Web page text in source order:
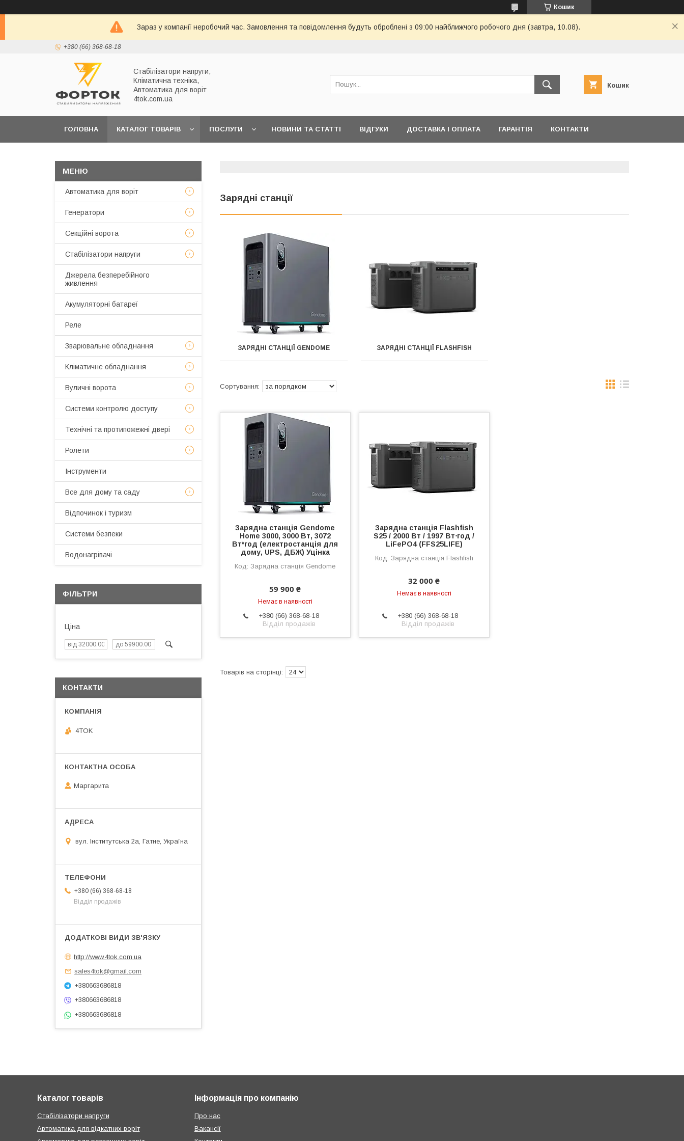
Кошик
Зараз у компанії неробочий час. Замовлення та повідомлення будуть оброблені з 09:00 найближчого робочого дня (завтра, 10.08).
+380 (66) 368-68-18
Стабілізатори напруги,
Кліматична техніка,
Автоматика для воріт
4tok.com.ua
Кошик
ГОЛОВНА КАТАЛОГ ТОВАРІВ ПОСЛУГИ НОВИНИ ТА СТАТТІ ВІДГУКИ ДОСТАВКА І ОПЛАТА ГАРАНТІЯ КОНТАКТИ
Зарядні станції
ЗАРЯДНІ СТАНЦІЇ GENDOME ЗАРЯДНІ СТАНЦІЇ FLASHFISH
Зарядна станція Gendome
Home 3000, 3000 Вт, 3072
Вт*год (електростанція для
дому, UPS, ДБЖ) Уцінка
Зарядна станція Gendome
59 900 ₴
Немає в наявності
+380 (66) 368-68-18
Відділ продажів
Зарядна станція Flashfish
S25 / 2000 Вт / 1997 Вт⋅год /
LiFePO4 (FFS25LIFE)
Зарядна станція Flashfish
32 000 ₴
Немає в наявності
+380 (66) 368-68-18
Відділ продажів
Автоматика для воріт
Генератори
Секційні ворота
Стабілізатори напруги
Джерела безперебійного
живлення
Акумуляторні батареї
Реле
Зварювальне обладнання
Кліматичне обладнання
Вуличні ворота
Системи контролю доступу
Технічні та протипожежні двері
Ролети
Інструменти
Все для дому та саду
Відпочинок і туризм
Системи безпеки
Водонагрівачі
ФІЛЬТРИ
Ціна
КОНТАКТИ
4TOK
Маргарита
вул. Інститутська 2а, Гатне, Україна
+380 (66) 368-68-18
Відділ продажів
http://www.4tok.com.ua
sales4tok@gmail.com
+380663686818
+380663686818
+380663686818
Каталог товарів
Стабілізатори напруги
Автоматика для відкатних воріт
Інформація про компанію
Про нас
Вакансії